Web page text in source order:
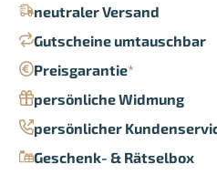
neutraler Versand
Gutscheine umtauschbar
Preisgarantie*
persönliche Widmung
persönlicher
Geschenk- & Rätselbox